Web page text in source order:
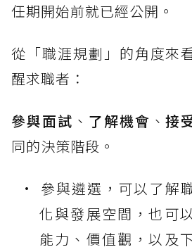
任期開始前就已經公開。
從「職涯規劃」的角度來
醒求職者：
參與面試 、 了解機會 、接
同的決策階段。
參與遴選，可以了解
化與發展空間，也可
能力、價值觀，以及